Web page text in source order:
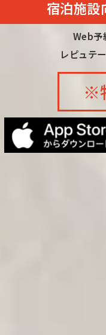
宿泊施設
Web予
レピュテ
※